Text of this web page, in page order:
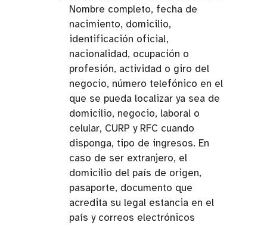
Nombre completo, fecha de
nacimiento, domicilio,
identificación oficial,
nacionalidad, ocupación o
profesión, actividad o giro del
negocio, número telefónico en el
que se pueda localizar ya sea de
domicilio, negocio, laboral o
celular, CURP y RFC cuando
disponga, tipo de ingresos. En
caso de ser extranjero, el
domicilio del país de origen,
pasaporte, documento que
acredita su legal estancia en el
país y correos electrónicos